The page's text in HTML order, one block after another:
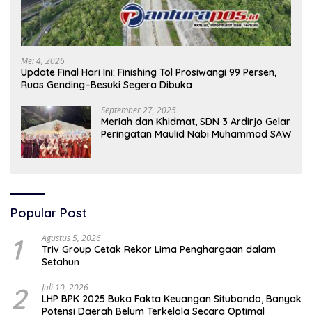
Mei 4, 2026
Update Final Hari Ini: Finishing Tol Prosiwangi 99 Persen,
Ruas Gending–Besuki Segera Dibuka
September 27, 2025
Meriah dan Khidmat, SDN 3 Ardirjo Gelar
Peringatan Maulid Nabi Muhammad SAW
Popular Post
1 Agustus 5, 2026
Triv Group Cetak Rekor Lima Penghargaan dalam
Setahun
2 Juli 10, 2026
LHP BPK 2025 Buka Fakta Keuangan Situbondo, Banyak
Potensi Daerah Belum Terkelola Secara Optimal